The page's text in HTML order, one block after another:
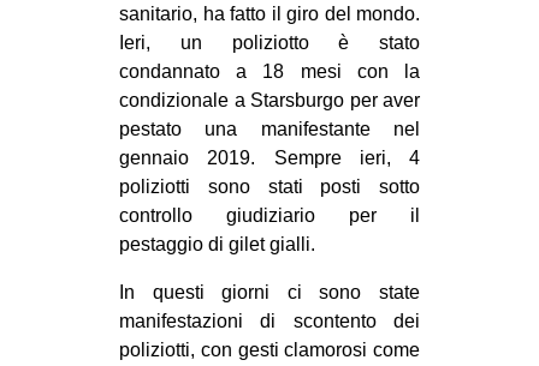
sanitario, ha fatto il giro del mondo.
Ieri, un poliziotto è stato
condannato a 18 mesi con la
condizionale a Starsburgo per aver
pestato una manifestante nel
gennaio 2019. Sempre ieri, 4
poliziotti sono stati posti sotto
controllo giudiziario per il
pestaggio di gilet gialli.
In questi giorni ci sono state
manifestazioni di scontento dei
poliziotti, con gesti clamorosi come